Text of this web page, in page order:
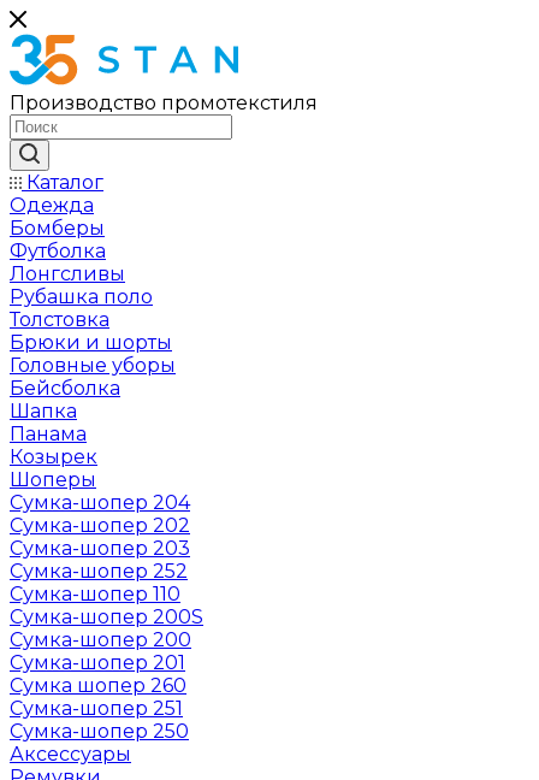
Производство промотекстиля
Каталог
Одежда
Бомберы
Футболка
Лонгсливы
Рубашка поло
Толстовка
Брюки и шорты
Головные уборы
Бейсболка
Шапка
Панама
Козырек
Шоперы
Сумка-шопер 204
Сумка-шопер 202
Сумка-шопер 203
Сумка-шопер 252
Сумка-шопер 110
Сумка-шопер 200S
Сумка-шопер 200
Сумка-шопер 201
Сумка шопер 260
Сумка-шопер 251
Сумка-шопер 250
Аксессуары